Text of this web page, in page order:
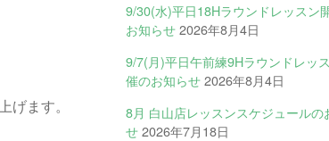
ます。
9/30(水)平日18Hラウンドレッスン
お知らせ2026年8月4日
9/7(月)平日午前練9Hラウンドレッ
催のお知らせ2026年8月4日
8月 白山店レッスンスケジュールの
せ2026年7月18日